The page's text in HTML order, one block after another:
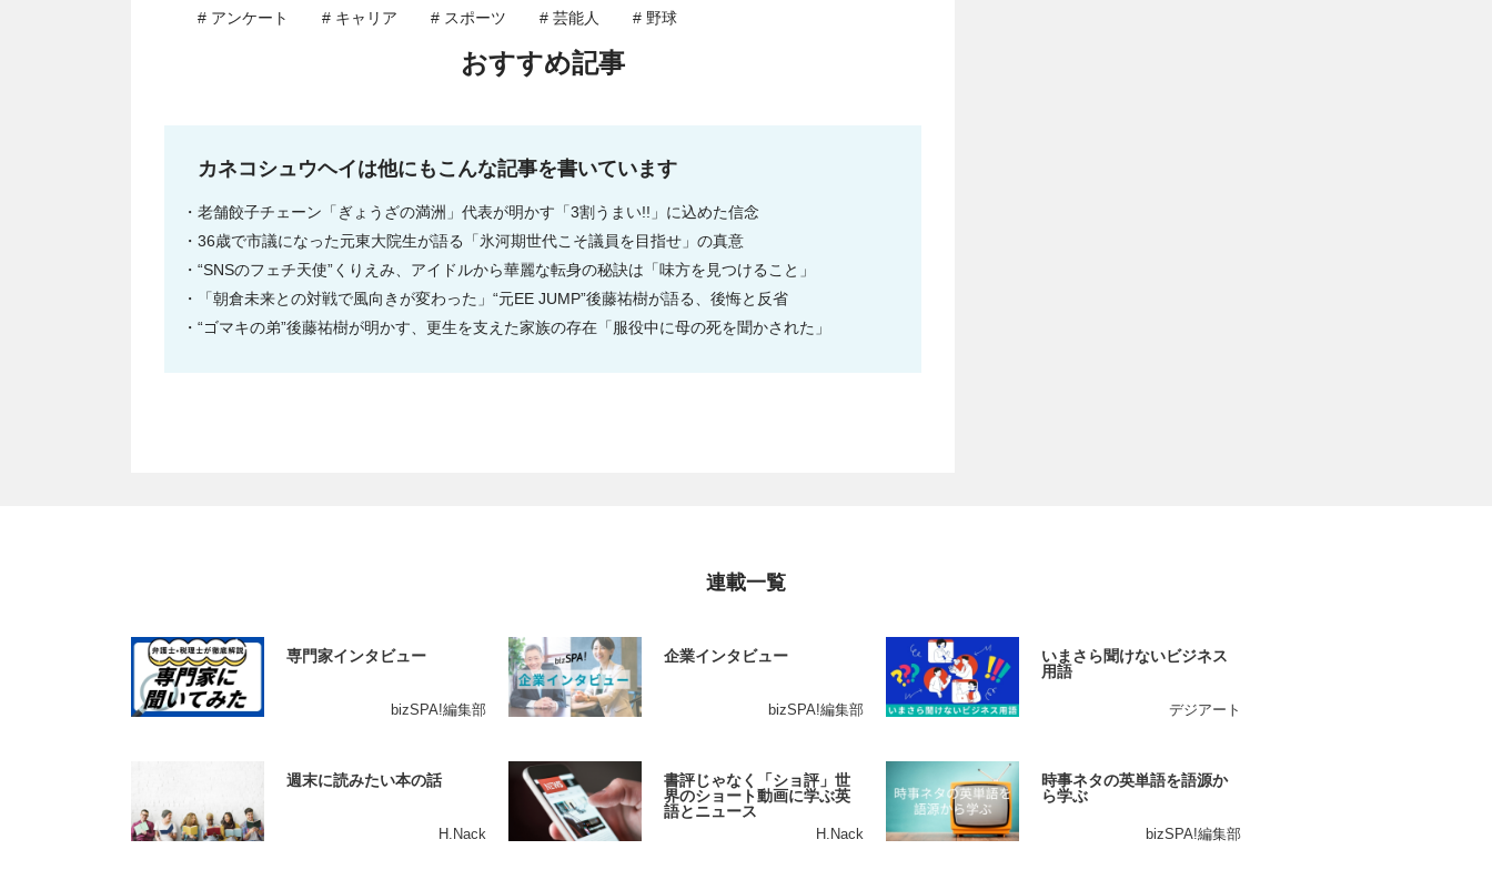
# アンケート # キャリア # スポーツ # 芸能人 # 野球
おすすめ記事
カネコシュウヘイは他にもこんな記事を書いています
老舗餃子チェーン「ぎょうざの満洲」代表が明かす「3割うまい!!」に込めた信念
36歳で市議になった元東大院生が語る「氷河期世代こそ議員を目指せ」の真意
“SNSのフェチ天使”くりえみ、アイドルから華麗な転身の秘訣は「味方を見つけること」
「朝倉未来との対戦で風向きが変わった」“元EE JUMP”後藤祐樹が語る、後悔と反省
“ゴマキの弟”後藤祐樹が明かす、更生を支えた家族の存在「服役中に母の死を聞かされた」
連載一覧
専門家インタビュー
bizSPA!編集部
企業インタビュー
bizSPA!編集部
いまさら聞けないビジネス
用語
デジアート
週末に読みたい本の話
H.Nack
書評じゃなく「ショ評」世
界のショート動画に学ぶ英
語とニュース
H.Nack
時事ネタの英単語を語源か
ら学ぶ
bizSPA!編集部